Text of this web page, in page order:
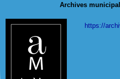
Archives
https://